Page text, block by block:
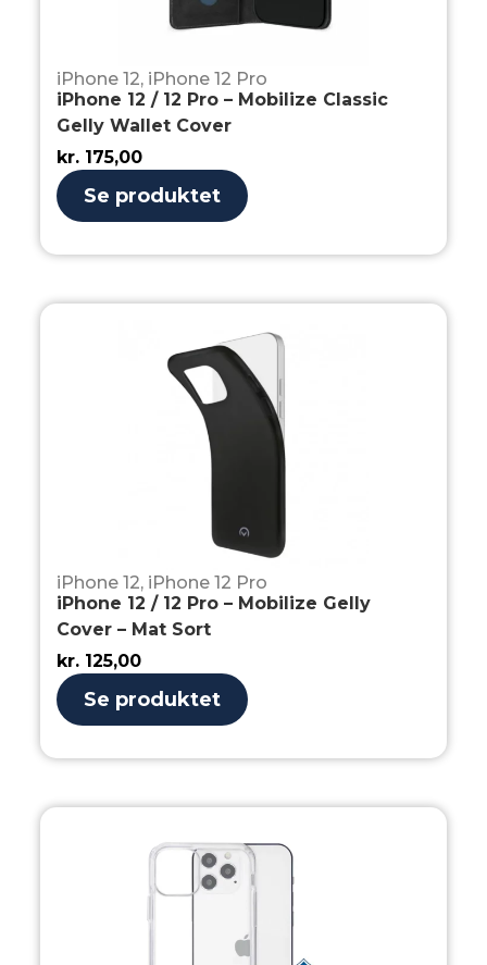
iPhone 12, iPhone 12 Pro
iPhone 12 / 12 Pro – Mobilize Classic
Gelly Wallet Cover
kr. 175,00
Se produktet
iPhone 12, iPhone 12 Pro
iPhone 12 / 12 Pro – Mobilize Gelly
Cover – Mat Sort
kr. 125,00
Se produktet